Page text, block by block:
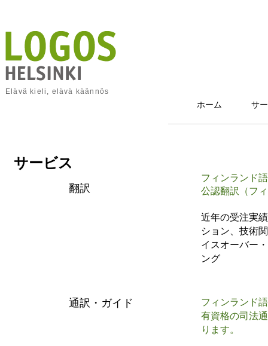
Elävä kieli, elävä käännös
ホーム サ
サービス
翻訳
フィンランド
公認翻訳（フ
近年の受注実
ション、技術
イスオーバー
ング
通訳・ガイド
フィンランド
有資格の司法
ります。